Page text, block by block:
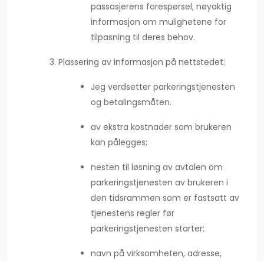
passasjerens forespørsel, nøyaktig
informasjon om mulighetene for
tilpasning til deres behov.
Plassering av informasjon på nettstedet:
Jeg verdsetter parkeringstjenesten
og betalingsmåten.
av ekstra kostnader som brukeren
kan pålegges;
nesten til løsning av avtalen om
parkeringstjenesten av brukeren i
den tidsrammen som er fastsatt av
tjenestens regler før
parkeringstjenesten starter;
navn på virksomheten, adresse,